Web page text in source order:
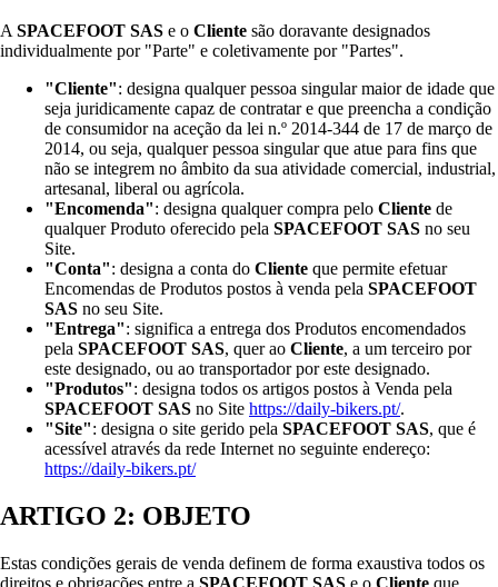
A SPACEFOOT SAS e o Cliente são doravante designados
individualmente por "Parte" e coletivamente por "Partes".
"Cliente": designa qualquer pessoa singular maior de idade que
seja juridicamente capaz de contratar e que preencha a condição
de consumidor na aceção da lei n.º 2014-344 de 17 de março de
2014, ou seja, qualquer pessoa singular que atue para fins que
não se integrem no âmbito da sua atividade comercial, industrial,
artesanal, liberal ou agrícola.
"Encomenda": designa qualquer compra pelo Cliente de
qualquer Produto oferecido pela SPACEFOOT SAS no seu
Site.
"Conta": designa a conta do Cliente que permite efetuar
Encomendas de Produtos postos à venda pela SPACEFOOT
SAS no seu Site.
"Entrega": significa a entrega dos Produtos encomendados
pela SPACEFOOT SAS, quer ao Cliente, a um terceiro por
este designado, ou ao transportador por este designado.
"Produtos": designa todos os artigos postos à Venda pela
SPACEFOOT SAS no Site https://daily-bikers.pt/.
"Site": designa o site gerido pela SPACEFOOT SAS, que é
acessível através da rede Internet no seguinte endereço:
https://daily-bikers.pt/
ARTIGO 2: OBJETO
Estas condições gerais de venda definem de forma exaustiva todos os
direitos e obrigações entre a SPACEFOOT SAS e o Cliente que